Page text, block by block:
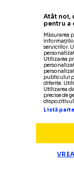
Atât noi,
pentru a
Măsurarea
serviciilor.
Utilizarea
publicului
diferite.
Utilizarea
precise de
Listă